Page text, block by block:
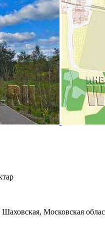
Московская